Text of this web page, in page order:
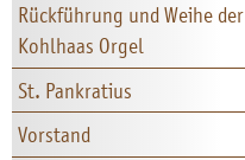
Rückführung und Weihe der
Kohlhaas Orgel
St. Pankratius
Vorstand